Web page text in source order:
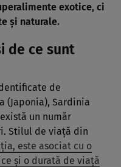
exotice, ci
și naturale.
de ce sunt
de
(Japonia), Sardinia
un număr
Stilul de viață din
este asociat cu o
și o durată de viață